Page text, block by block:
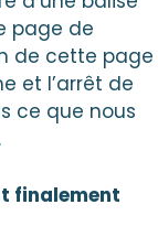
page de
de cette page
et l’arrêt de
ce que nous
finalement